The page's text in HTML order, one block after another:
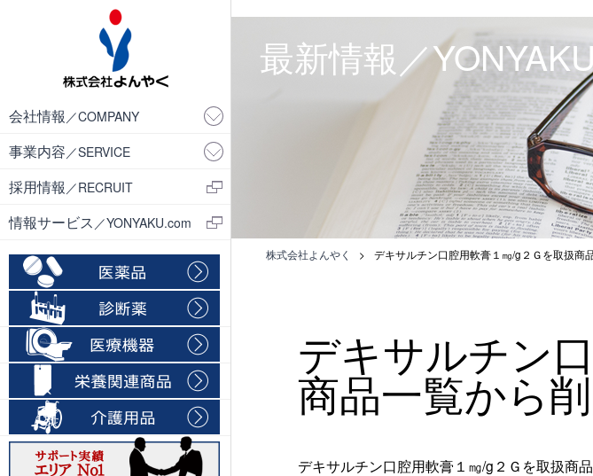
会社情報 ／COMPANY
事業内容／SERVICE
採用情報 ／RECRUIT
情報サービス ／YONYAKU.com
最新情報／
株式会社よんやく > デキサルチン口腔用軟膏１㎎/g２Ｇを取扱商
デキサルチン
商品一覧から
デキサルチン口腔用軟膏１㎎/g２Ｇを取扱商